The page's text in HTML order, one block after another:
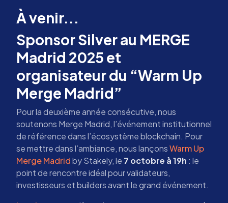
À venir...
Sponsor Silver au MERGE
Madrid 2025 et
organisateur du “Warm Up
Merge Madrid”
Pour la deuxième année consécutive, nous
soutenons Merge Madrid, l’événement institutionnel
de référence dans l’écosystème blockchain. Pour
se mettre dans l’ambiance, nous lançonsWarm Up
Merge Madridby Stakely, le 7 octobre à 19h : le
point de rencontre idéal pour validateurs,
investisseurs et builders avant le grand événement.